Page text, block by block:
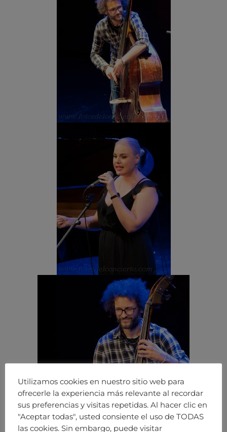
Utilizamos cookies en nuestro sitio web para
ofrecerle la experiencia más relevante al recordar
sus preferencias y visitas repetidas. Al hacer clic en
"Aceptar todas", usted consiente el uso de TODAS
las cookies. Sin embargo, puede visitar